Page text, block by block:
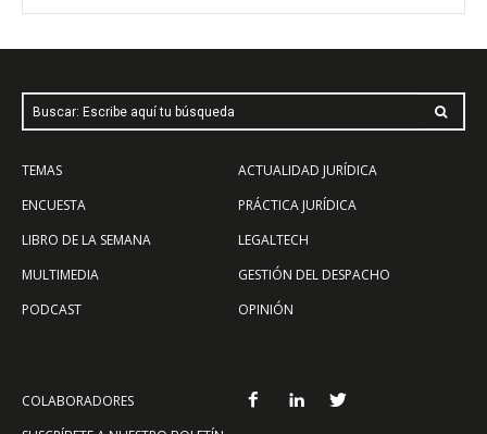
Buscar: Escribe aquí tu búsqueda
TEMAS
ENCUESTA
LIBRO DE LA SEMANA
MULTIMEDIA
PODCAST
ACTUALIDAD JURÍDICA
PRÁCTICA JURÍDICA
LEGALTECH
GESTIÓN DEL DESPACHO
OPINIÓN
COLABORADORES